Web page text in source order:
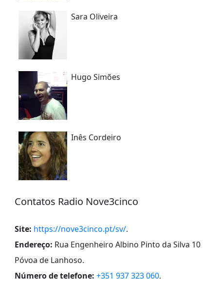
Sara Oliveira
Hugo Simões
Inês Cordeiro
Contatos Radio Nove3cinco
Site: https://nove3cinco.pt/sv/.
Endereço: Rua Engenheiro Albino Pinto da Silva 10
Póvoa de Lanhoso.
Número de telefone: +351 937 323 060.